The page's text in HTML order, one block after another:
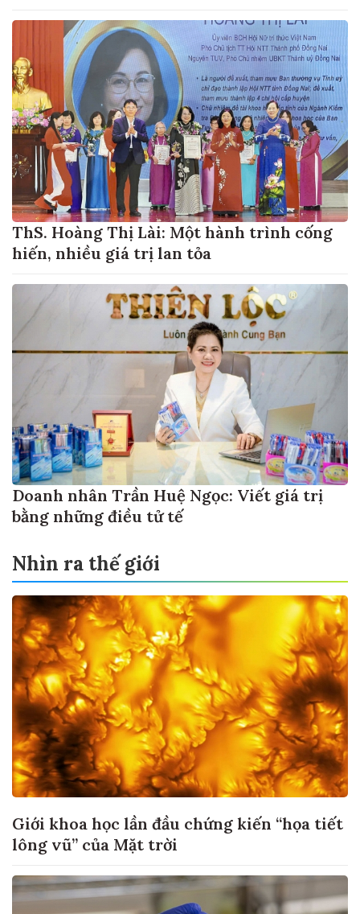
ThS. Hoàng Thị Lài: Một hành trình cống
hiến, nhiều giá trị lan tỏa
Doanh nhân Trần Huệ Ngọc: Viết giá trị
bằng những điều tử tế
Nhìn ra thế giới
Giới khoa học lần đầu chứng kiến “họa tiết
lông vũ” của Mặt trời